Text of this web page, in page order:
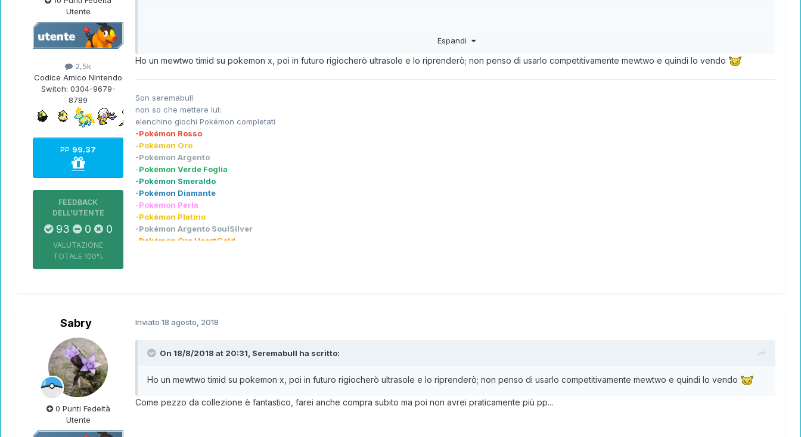
Utente
2,5k
Codice Amico Nintendo
Switch: 0304-9679-
8789
PP 99.37
FEEDBACK
DELL'UTENTE
93 0 0
VALUTAZIONE
TOTALE 100%
Espandi
Ho un mewtwo timid su pokemon x, poi in futuro rigiocherò ultrasole e lo riprenderò; non penso di usarlo competitivamente mewtwo e quindi lo vendo
Son seremabull
non so che mettere lul:
elenchino giochi Pokémon completati
-Pokémon Rosso
-Pokémon Oro
-Pokémon Argento
-Pokémon Verde Foglia
-Pokémon Smeraldo
-Pokémon Diamante
-Pokémon Perla
-Pokémon Platino
-Pokémon Argento SoulSilver
-Pokémon Oro HeartGold
-Pokémon Ultrasole
-Pokémon Spada
-Pokémon Perla Splendente
-Leggende Pokémon Arceus
-Pokémon Scarlatto
-Legg ende P oké monZ-A
Sabry
0 Punti Fedeltà
Utente
Inviato 18 agosto, 2018
On 18/8/2018 at 20:31, Seremabull ha scritto:
Ho un mewtwo timid su pokemon x, poi in futuro rigiocherò ultrasole e lo riprenderò; non penso di usarlo competitivamente mewtwo e quindi lo vendo
Come pezzo da collezione è fantastico, farei anche compra subito ma poi non avrei praticamente più pp...